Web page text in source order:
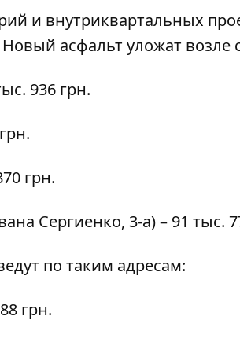
и внутриквартальных
Новый асфальт уложат
936 грн.
грн.
Сергиенко, 3-а) – 91 тыс.
по таким адресам:
грн.